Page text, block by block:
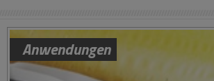
Anwendungen